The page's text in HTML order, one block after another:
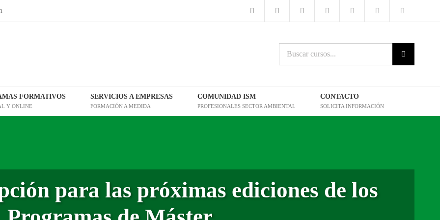
cursos:
FORMATIVOS
Y ONLINE
SERVICIOS A EMPRESAS
FORMACIÓN A MEDIDA
COMUNIDAD ISM
PROFESIONALES SECTOR AMBIENTAL
CONTACTO
SOLICITA INFORMACIÓN
para las próximas ediciones de los